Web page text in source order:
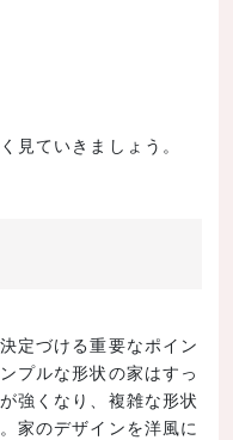
見ていきましょう。
定づける重要なポイン
プルな形状の家はすっ
強くなり、複雑な形状
家のデザインを洋風に